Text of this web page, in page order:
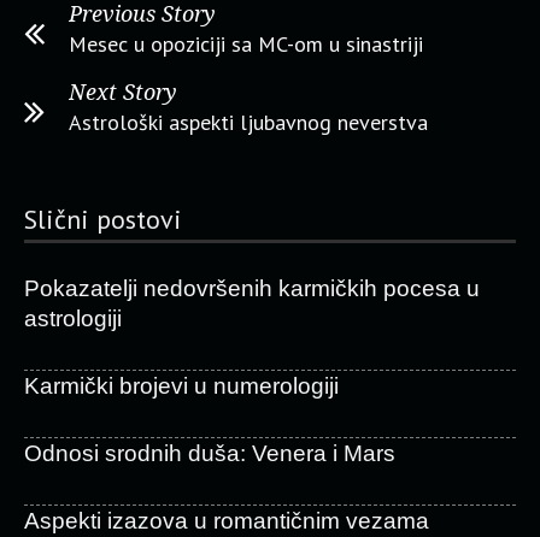
Previous Story
Mesec u opoziciji sa MC-om u sinastriji
Next Story
Astrološki aspekti ljubavnog neverstva
Slični postovi
Pokazatelji nedovršenih karmičkih pocesa u
astrologiji
Karmički brojevi u numerologiji
Odnosi srodnih duša: Venera i Mars
Aspekti izazova u romantičnim vezama